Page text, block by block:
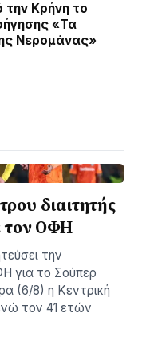
την Κρήνη το
«Τα
Νερομάνας»
διαιτητής
τον ΟΦΗ
την
για το Σούπερ
(6/8) η Κεντρική
τον 41 ετών